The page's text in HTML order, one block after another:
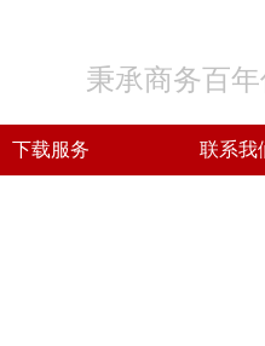
秉承商务百
下载服务
联系我